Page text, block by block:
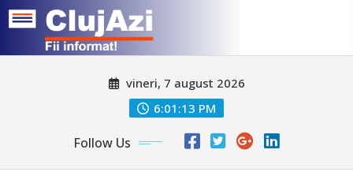
vineri, 7 august 2026
6:01:16 PM
Follow Us